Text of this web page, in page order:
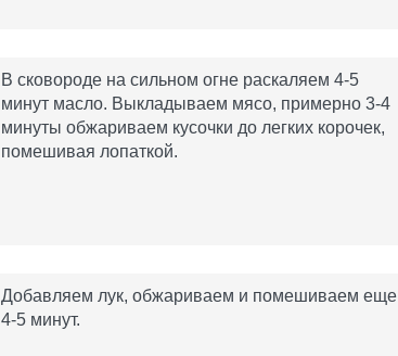
В сковороде на сильном огне раскаляем 4-5
минут масло. Выкладываем мясо, примерно 3-4
минуты обжариваем кусочки до легких корочек,
помешивая лопаткой.
Добавляем лук, обжариваем и помешиваем еще
4-5 минут.